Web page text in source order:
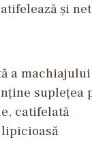
ă și
a machiajului
suplețea
, catifelată
lipicioasă